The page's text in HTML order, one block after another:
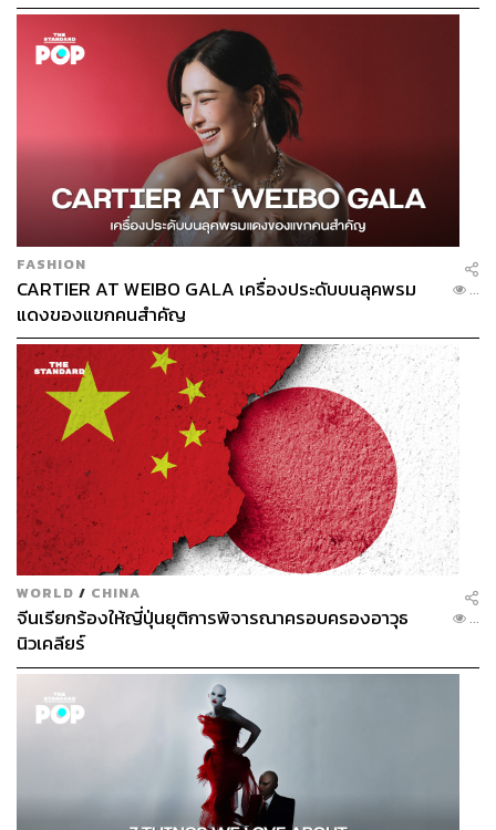
FASHION
CARTIER AT WEIBO GALA เครื่องประดับบนลุคพรม
แดงของแขกคนสำคัญ
...
WORLD / CHINA
จีนเรียกร้องให้ญี่ปุ่นยุติการพิจารณาครอบครองอาวุธ
นิวเคลียร์
...